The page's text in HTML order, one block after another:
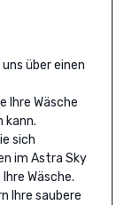
über einen
Ihre Wäsche
kann.
sich
im Astra Sky
Wäsche.
Ihre saubere